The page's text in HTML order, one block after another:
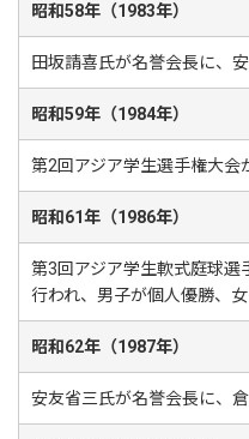
昭和58年（1983年）
田坂請喜氏が名誉会長に、
昭和59年（1984年）
第2回アジア学生選手権大会
昭和61年（1986年）
第3回アジア学生軟式庭球選
行われ、男子が個人優勝、女
昭和62年（1987年）
安友省三氏が名誉会長に、